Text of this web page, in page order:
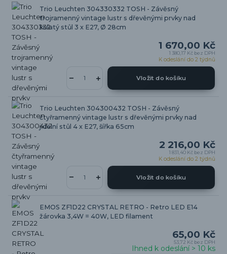
Trio Leuchten 304330332 TOSH - Závěsný
trojramenný vintage lustr s dřevěnými prvky nad
kulatý stůl 3 x E27, Ø 28cm
1 670,00 Kč
1 380,17 Kč bez DPH
K odeslání do 2 týdnů
Vložit do košíku
Trio Leuchten 304300432 TOSH - Závěsný
čtyřramenný vintage lustr s dřevěnými prvky nad
jídelní stůl 4 x E27, šířka 65cm
2 216,00 Kč
1 831,40 Kč bez DPH
K odeslání do 2 týdnů
Vložit do košíku
EMOS ZF1D22 CRYSTAL RETRO - Retro LED E14
žárovka 3,4W = 40W, LED filament
65,00 Kč
53,72 Kč bez DPH
Ihned k odeslání > 10 ks